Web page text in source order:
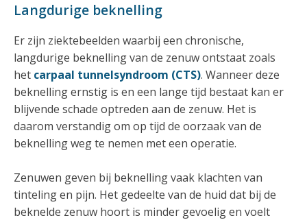
Langdurige beknelling
Er zijn ziektebeelden waarbij een chronische,
langdurige beknelling van de zenuw ontstaat zoals
het carpaal tunnelsyndroom (CTS). Wanneer deze
beknelling ernstig is en een lange tijd bestaat kan er
blijvende schade optreden aan de zenuw. Het is
daarom verstandig om op tijd de oorzaak van de
beknelling weg te nemen met een operatie.
Zenuwen geven bij beknelling vaak klachten van
tinteling en pijn. Het gedeelte van de huid dat bij de
beknelde zenuw hoort is minder gevoelig en voelt